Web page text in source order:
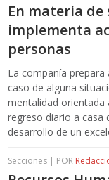
En materia
implementa
personas
La compañía
caso de alguna
mentalidad orientada
regreso diario a casa
desarrollo de un
Secciones | POR